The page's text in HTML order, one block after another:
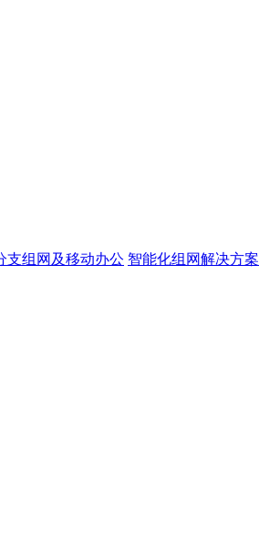
支组网及移动办公 智能化组网解决方案